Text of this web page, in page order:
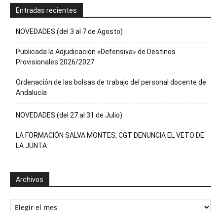
Entradas recientes
NOVEDADES (del 3 al 7 de Agosto)
Publicada la Adjudicación «Defensiva» de Destinos
Provisionales 2026/2027
Ordenación de las bolsas de trabajo del personal docente de
Andalucía
NOVEDADES (del 27 al 31 de Julio)
LA FORMACIÓN SALVA MONTES, CGT DENUNCIA EL VETO DE
LA JUNTA
Archivos
Archivos